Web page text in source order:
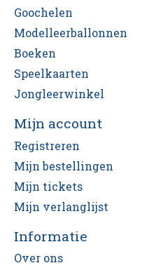
Goochelen
Modelleerballonnen
Boeken
Speelkaarten
Jongleerwinkel
Mijn account
Registreren
Mijn bestellingen
Mijn tickets
Mijn verlanglijst
Informatie
Over ons